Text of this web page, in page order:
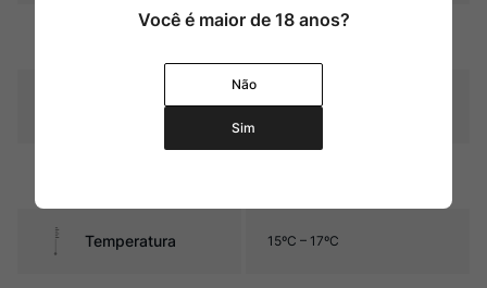
Rubi intenso com reflexos
13,5%
Temperatura 15ºC – 17ºC
Você é maior de 18 anos?
Não
Sim